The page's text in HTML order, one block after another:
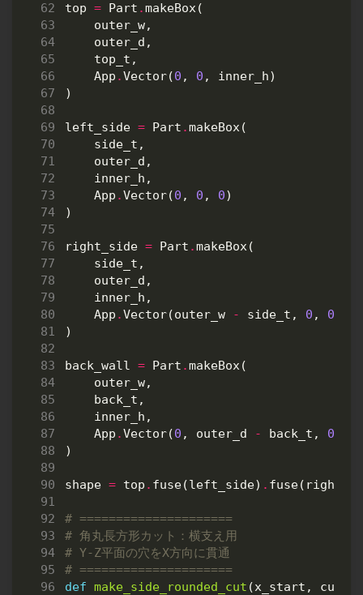
top = Part .makeBox(
outer_w,
outer_d ,
top_t ,
App .Vector(0 , 0 , inner_h)
)
left_side = Part .makeBox(
side_t ,
outer_d ,
inner_h ,
App .Vector(0 , 0 , 0)
)
right_side = Part .makeBox(
side_t ,
outer_d ,
inner_h ,
App .Vector(outer_w - side_t , 0 , 0
)
back_wall = Part .makeBox(
outer_w,
back_t ,
inner_h ,
App .Vector(0 , outer_d - back_t , 0
)
shape = top . fuse(left_side) . fuse(
# =====================
# 角丸長方形カット：横支え用
# Y-Z平面の穴をX方向に貫通
# =====================
def make_side_rounded_cut (x_start ,